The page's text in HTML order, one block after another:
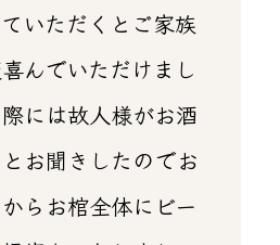
いただくとご家族
んでいただけまし
には故人様がお酒
お聞きしたのでお
らお棺全体にビー